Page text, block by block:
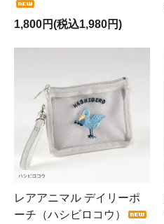
1,800円(税込1,980円)
レアアニマル デイリーポ
ーチ（ハシビロコウ）